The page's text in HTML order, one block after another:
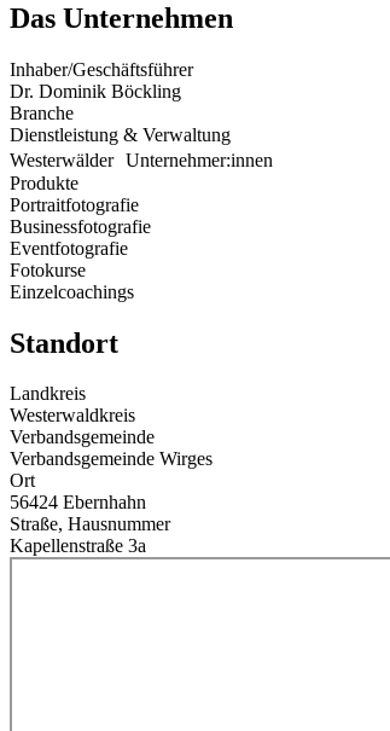
Das Unternehmen
Inhaber/Geschäftsführer
Dr. Dominik Böckling
Branche
Dienstleistung & Verwaltung
Westerwälder Unternehmer:innen
Produkte
Portraitfotografie
Businessfotografie
Eventfotografie
Fotokurse
Einzelcoachings
Standort
Landkreis
Westerwaldkreis
Verbandsgemeinde
Verbandsgemeinde Wirges
Ort
56424 Ebernhahn
Straße, Hausnummer
Kapellenstraße 3a